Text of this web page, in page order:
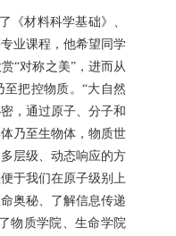
《材料科学基础》、
业课程，他希望同学
“对称之美”，进而从
把控物质。“大自然
，通过原子、分子和
乃至生物体，物质世
层级、动态响应的方
于我们在原子级别上
奥秘、了解信息传递
物质学院、生命学院